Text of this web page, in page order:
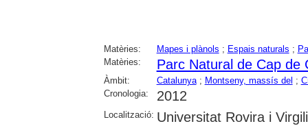
Matèries: Mapes i plànols ; Espais naturals ;
Matèries:
Parc Natural de Cap de
Àmbit: Catalunya; Montseny, massís del ;
Cronologia:
2012
Localització: Universitat Rovira i Virgili